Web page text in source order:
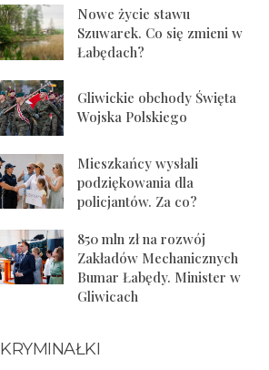
Nowe życie stawu
Szuwarek. Co się zmieni w
Łabędach?
Gliwickie obchody Święta
Wojska Polskiego
Mieszkańcy wysłali
podziękowania dla
policjantów. Za co?
850 mln zł na rozwój
Zakładów Mechanicznych
Bumar Łabędy. Minister w
Gliwicach
KRYMINAŁKI